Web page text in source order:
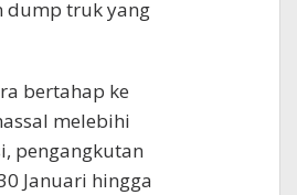
dump truk yang
bertahap ke
melebihi
pengangkutan
Januari hingga